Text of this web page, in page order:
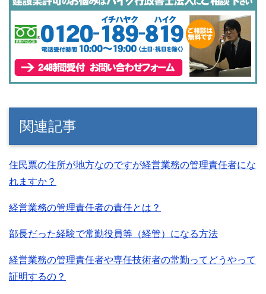
関連記事
住民票の住所が地方なのですが経営業務の管理責任者にな
れますか？
経営業務の管理責任者の責任とは？
部長だった経験で常勤役員等（経管）になる方法
経営業務の管理責任者や専任技術者の常勤ってどうやって
証明するの？